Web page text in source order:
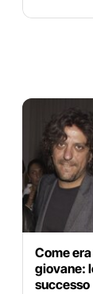
Come
giovane:
successo